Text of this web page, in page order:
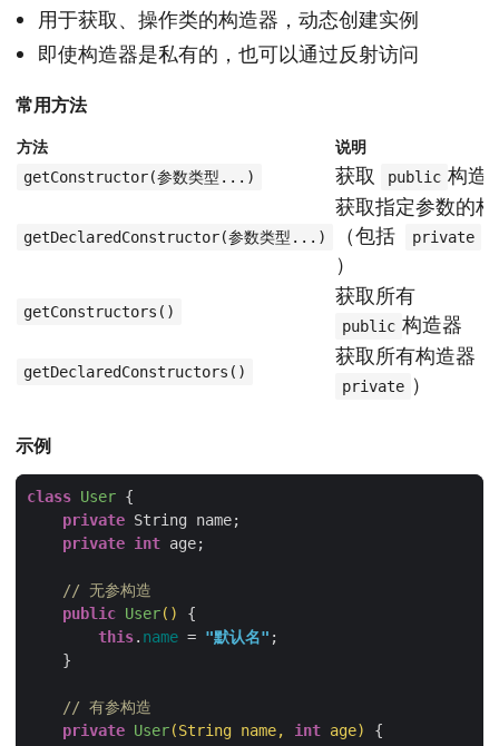
用于获取、操作类的构造器，动态创建实例
即使构造器是私有的，也可以通过反射访问
常用方法
方法 说明
getConstructor(参数类型...) 获取 public 构造
getDeclaredConstructor(参数类型...)
获取指定参数的
（包括
private
）
getConstructors()
获取所有
public 构造器
getDeclaredConstructors()
获取所有构造器
private ）
示例
class User
private
private int
// 无参构造
public User()
this. name = "默认名"
// 有参构造
private User(String name, int age)